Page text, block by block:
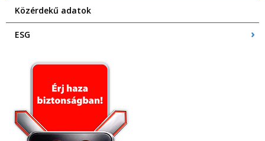
Közérdekű adatok
ESG